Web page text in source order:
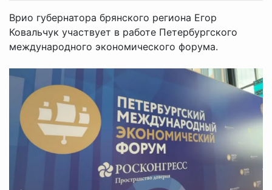
Врио губернатора брянского региона Егор
Ковальчук участвует в работе Петербургского
международного экономического форума.